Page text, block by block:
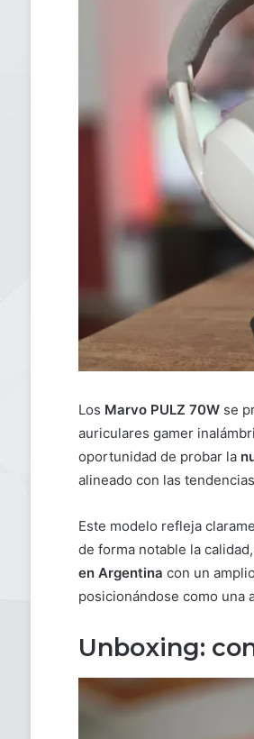
Los Marvo PULZ 70Wse
auriculares gamer
oportunidad de probar la
alineado con las
Este modelo refleja
de forma notable la
en Argentina con un
posicionándose como una
Unboxing: